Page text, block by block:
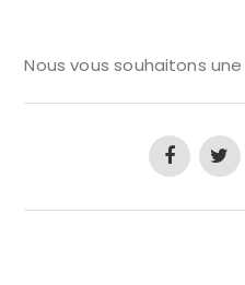
Nous vous souhaitons